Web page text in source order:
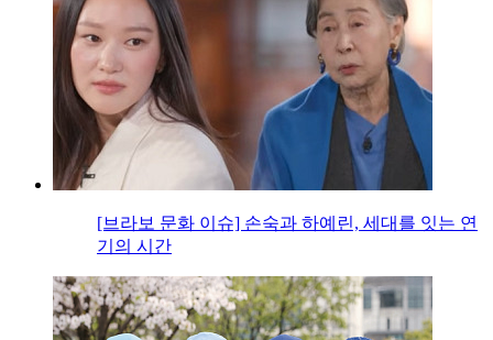
[브라보 문화 이슈] 손숙과 하예린, 세대를 잇는 연
기의 시간